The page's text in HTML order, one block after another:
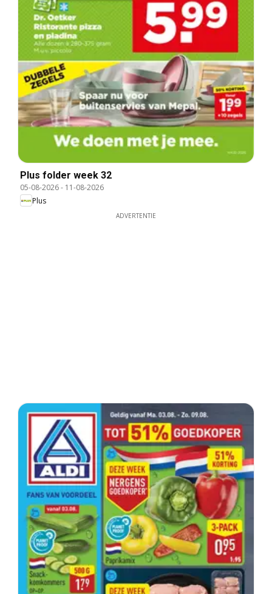
Plus folder week 32
05-08-2026- 11-08-2026
Plus
ADVERTENTIE